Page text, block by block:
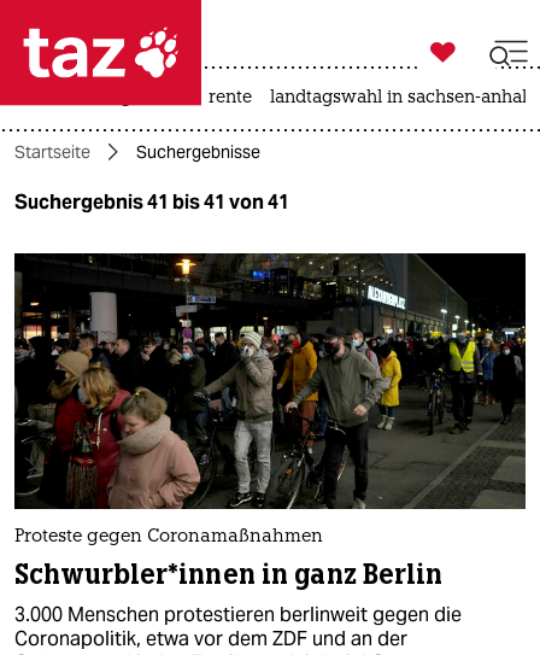
 taz zahl ich
taz zahl ich
themen
politik
öko
gesellschaft
kultur
sport
berlin

taz zahl ich
rente landtagswahl in sachsen-anhalt
Startseite Suchergebnisse
Suchergebnis 41 bis 41 von 41
Proteste gegen Coronamaßnahmen
Schwur­b­le­r*in­nen in ganz Berlin
3.000 Menschen protestieren berlinweit gegen die
Coronapolitik, etwa vor dem ZDF und an der